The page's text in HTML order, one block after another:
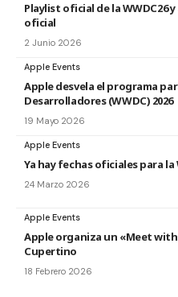
Playlist oficial de la WWDC26
oficial
2 Junio 2026
Apple Events
Apple desvela el programa
Desarrolladores (WWDC) 2026
19 Mayo 2026
Apple Events
Ya hay fechas oficiales para la
24 Marzo 2026
Apple Events
Apple organiza un «Meet with
Cupertino
18 Febrero 2026